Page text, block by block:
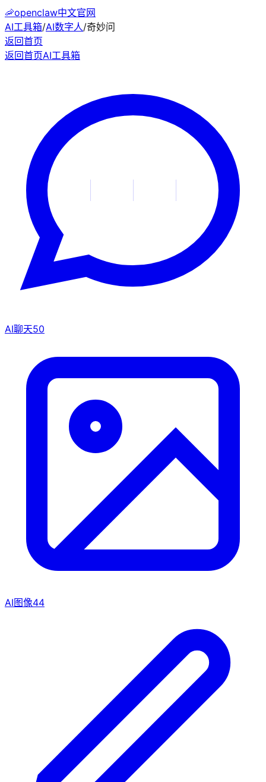
🦐openclaw中文官网
AI工具箱/AI数字人/奇妙问
返回首页
返回首页AI工具箱
AI聊天50
AI图像44